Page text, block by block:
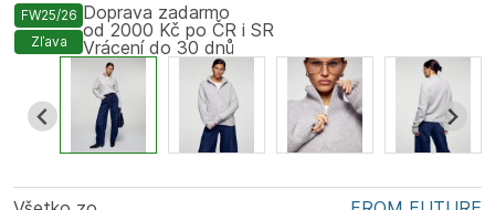
FW25/26
Zľava
Doprava zadarmo
od 2000 Kč po ČR i SR
Vrácení do 30 dnů